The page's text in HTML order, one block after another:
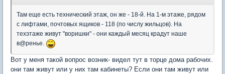
Там еще есть технический этаж, он же - 18-й. На 1-м этаже, рядом
с лифтами, почтовых ящиков - 118 (по числу жильцов). На
техэтаже живут "воришки" - они каждый месяц крадут наше
в@ренье.
Вот у меня такой вопрос возник- видел тут в торце дома рабочих.
они там живут или у них там кабинеты? Если они там живут или